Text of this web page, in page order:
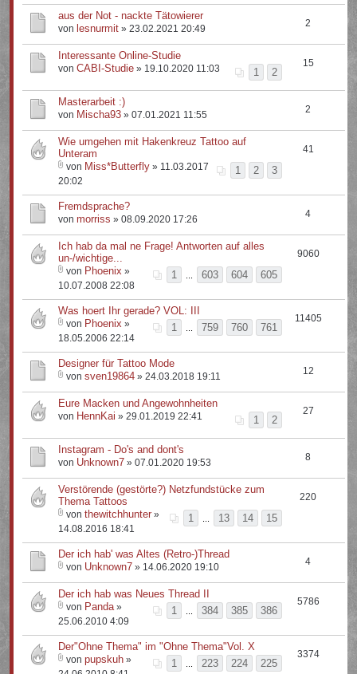
aus der Not - nackte Tätowierer
von lesnurmit » 23.02.2021 20:49 2
Interessante Online-Studie
1
2
vonCABI-Studie » 19.10.2020 11:03 15
Masterarbeit :)
von Mischa93 » 07.01.2021 11:55 2
Wie umgehen mit Hakenkreuz Tattoo auf
Unteram
1
2 3
von Miss*Butterfly » 11.03.2017
20:02
41
Fremdsprache?
vonmorriss » 08.09.2020 17:26 4
Ich hab da mal ne Frage! Antworten auf alles
un-/wichtige...
1
603 604 605
von Phoenix »
10.07.2008 22:08
9060
Was hoert Ihr gerade? VOL: III
1
759 760 761
von Phoenix »
18.05.2006 22:14
11405
Designer für Tattoo Mode
vonsven19864 » 24.03.2018 19:11 12
Eure Macken und Angewohnheiten
1
2
von HennKai » 29.01.2019 22:41 27
Instagram - Do's and dont's
von Unknown7 » 07.01.2020 19:53 8
Verstörende (gestörte?) Netzfundstücke zum
Thema Tattoos
1
13 14 15
vonthewitchhunter »
14.08.2016 18:41
220
Der ich hab' was Altes (Retro-)Thread
von Unknown7 » 14.06.2020 19:10 4
Der ich hab was Neues Thread II
1
384 385 386
von Panda»
25.06.2010 4:09
5786
Der"Ohne Thema" im "Ohne Thema"Vol. X
1
223 224 225
vonpupskuh »
3374